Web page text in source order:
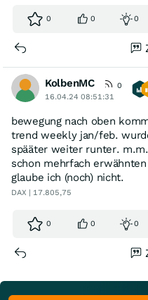
0 0 0
KolbenMC
0
16.04.24 08:51:31
bewegung nach oben
trend weekly jan/feb.
spääter weiter runter.
schon mehrfach
glaube ich (noch) nicht.
DAX | 17.805,75
0 0 0